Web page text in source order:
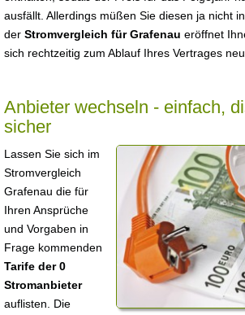
ausfällt. Allerdings müßen Sie diesen ja nicht
der Stromvergleich für Grafenau eröffnet
sich rechtzeitig zum Ablauf Ihres Vertrages
Anbieter wechseln - einfach,
sicher
Lassen Sie sich im
Stromvergleich
Grafenau die für
Ihren Ansprüche
und Vorgaben in
Frage kommenden
Tarife der 0
Stromanbieter
auflisten. Die